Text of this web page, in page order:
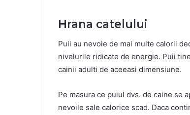
Hrana catelului
Puii au nevoie de mai multe calorii
nivelurile ridicate de energie. Puii
cainii adulti de aceeasi dimensiune.
Pe masura ce puiul dvs. de caine se
nevoile sale calorice scad. Daca